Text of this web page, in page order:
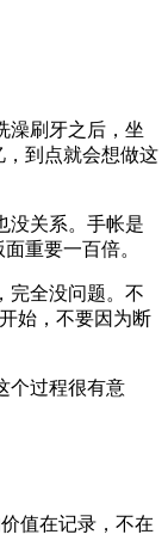
澡刷牙之后，坐
到点就会想做这
没关系。手帐是
重要一百倍。
完全没问题。不
始，不要因为断
个过程很有意
值在记录，不在